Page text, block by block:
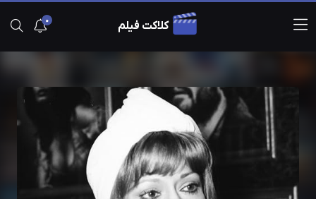
0 کلاکت فیلم